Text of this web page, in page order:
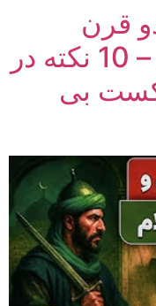
قرن
سکوت» علی بندری – 10 نکته در
بی